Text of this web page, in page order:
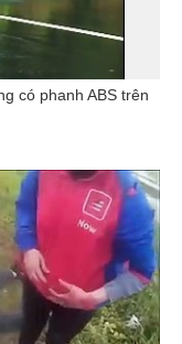
có phanh ABS trên